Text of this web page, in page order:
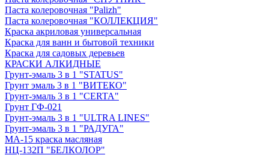
Паста колеровочная "Palizh"
Паста колеровочная "КОЛЛЕКЦИЯ"
Краска акриловая универсальная
Краска для ванн и бытовой техники
Краска для садовых деревьев
КРАСКИ АЛКИДНЫЕ
Грунт-эмаль 3 в 1 "STATUS"
Грунт эмаль 3 в 1 "ВИТЕКО"
Грунт-эмаль 3 в 1 "CERTA"
Грунт ГФ-021
Грунт-эмаль 3 в 1 "ULTRA LINES"
Грунт-эмаль 3 в 1 "РАДУГА"
МА-15 краска масляная
НЦ-132П "БЕЛКОЛОР"